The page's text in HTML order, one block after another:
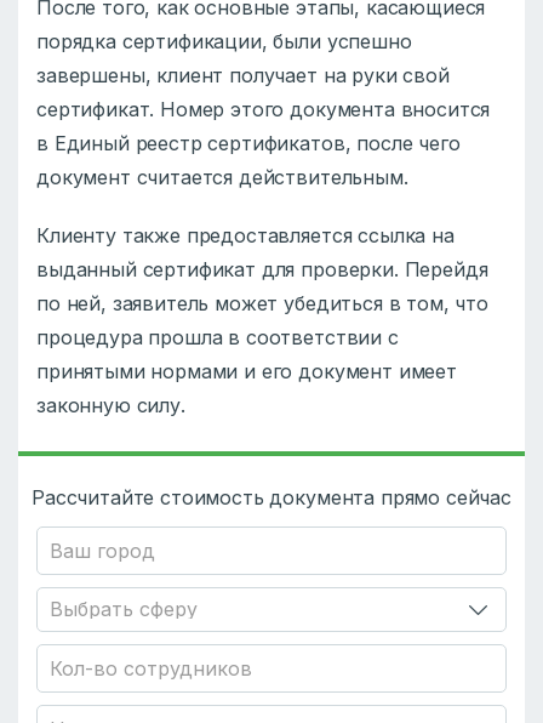
После того, как основные этапы, касающиеся
порядка сертификации, были успешно
завершены, клиент получает на руки свой
сертификат. Номер этого документа вносится
в Единый реестр сертификатов, после чего
документ считается действительным.
Клиенту также предоставляется ссылка на
выданный сертификат для проверки. Перейдя
по ней, заявитель может убедиться в том, что
процедура прошла в соответствии с
принятыми нормами и его документ имеет
законную силу.
Рассчитайте стоимость документа прямо сейчас